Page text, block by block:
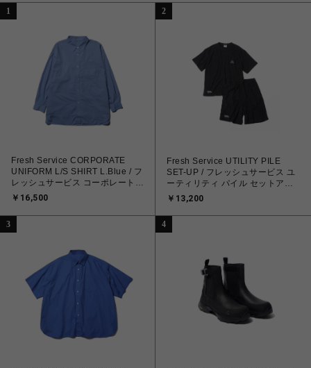
1
Fresh Service CORPORATE
UNIFORM L/S SHIRT L.Blue / フ
レッシュサービス コーポレートユ
ニフォーム長袖シャツ ライトブル
￥16,500
2
Fresh Service UTILITY PILE
SET-UP / フレッシュサービス ユ
ーティリティ パイル セットアッ
プ
￥13,200
3 4